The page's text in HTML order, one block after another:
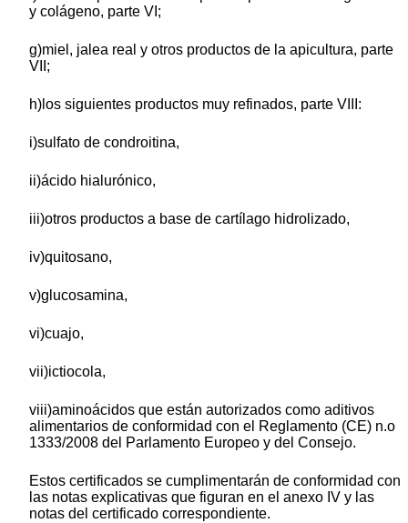
y colágeno, parte VI;
g)miel, jalea real y otros productos de la apicultura, parte
VII;
h)los siguientes productos muy refinados, parte VIII:
i)sulfato de condroitina,
ii)ácido hialurónico,
iii)otros productos a base de cartílago hidrolizado,
iv)quitosano,
v)glucosamina,
vi)cuajo,
vii)ictiocola,
viii)aminoácidos que están autorizados como aditivos
alimentarios de conformidad con el Reglamento (CE) n.o
1333/2008 del Parlamento Europeo y del Consejo.
Estos certificados se cumplimentarán de conformidad con
las notas explicativas que figuran en el anexo IV y las
notas del certificado correspondiente.